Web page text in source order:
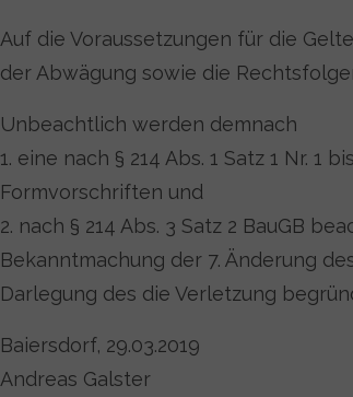
Auf die Voraussetzungen für die
der Abwägung sowie die
Unbeachtlich werden demnach
1. eine nach § 214 Abs. 1 Satz 1 Nr.
Formvorschriften und
2. nach § 214 Abs. 3 Satz 2 BauGB
Bekanntmachung der 7. Änderung
Darlegung des die Verletzung
Baiersdorf, 29.03.2019
Andreas Galster